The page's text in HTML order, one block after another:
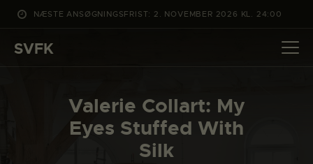
NÆSTE ANSØGNINGSFRIST: 2. NOVEMBER 2026 KL. 24:00
SVFK
Valerie Collart: My
Eyes Stuffed With
Silk
DET SKER
PROJEKTER
CHANNEL